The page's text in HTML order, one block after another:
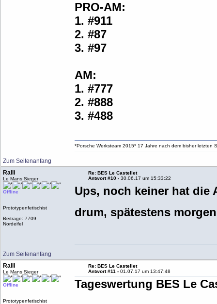
PRO-AM:
1. #911
2. #87
3. #97
AM:
1. #777
2. #888
3. #488
Zum Seitenanfang
*Porsche Werksteam 2015* 17 Jahre nach dem bisher letzten
Ralli
Le Mans Sieger
Offline
Prototypenfetischist
Beiträge: 7709
Nordeifel
Re: BES Le Castellet
Antwort #10 -30.06.17 um 15:33:22
Ups, noch keiner hat die
drum, spätestens
Zum Seitenanfang
Ralli
Le Mans Sieger
Offline
Prototypenfetischist
Re: BES Le Castellet
Antwort #11 -01.07.17 um 13:47:48
Tageswertung BES Le